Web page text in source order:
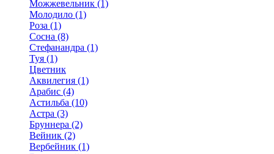
Можжевельник (1)
Молодило (1)
Роза (1)
Сосна (8)
Стефанандра (1)
Туя (1)
Цветник
Аквилегия (1)
Арабис (4)
Астильба (10)
Астра (3)
Бруннера (2)
Вейник (2)
Вербейник (1)